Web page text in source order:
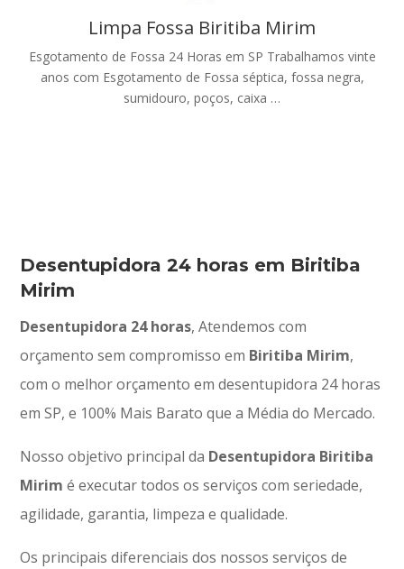
Limpa Fossa Biritiba Mirim
Esgotamento de Fossa 24 Horas em SP Trabalhamos vinte
anos com Esgotamento de Fossa séptica, fossa negra,
sumidouro, poços, caixa …
Desentupidora 24 horas em Biritiba
Mirim
Desentupidora 24 horas, Atendemos com
orçamento sem compromisso em Biritiba Mirim,
com o melhor orçamento em desentupidora 24 horas
em SP, e 100% Mais Barato que a Média do Mercado.
Nosso objetivo principal da Desentupidora Biritiba
Mirim é executar todos os serviços com seriedade,
agilidade, garantia, limpeza e qualidade.
Os principais diferenciais dos nossos serviços de